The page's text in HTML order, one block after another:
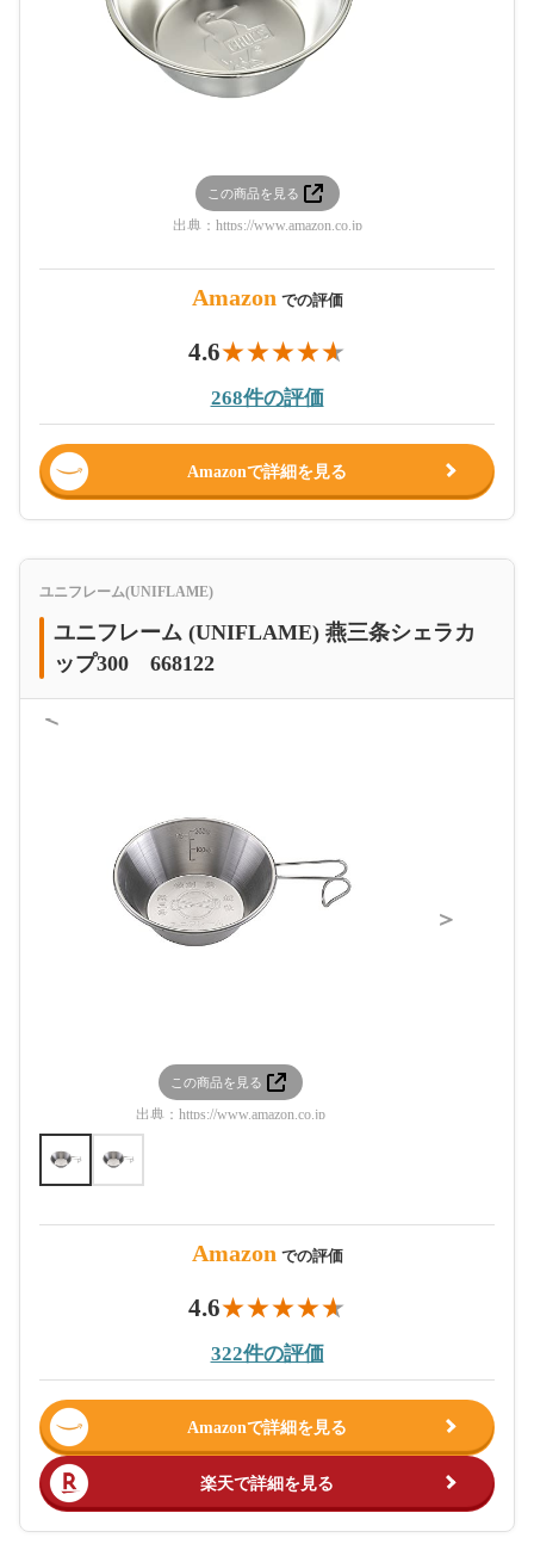
この商品を見る
出典： https://www.amazon.co.jp
Amazon での評価
4.6
268件の評価
Amazonで詳細を見る
ユニフレーム(UNIFLAME)
ユニフレーム (UNIFLAME) 燕三条シェラカ
ップ300 668122
＜
この商品を見る
出典： https://www.amazon.co.jp
＞
Amazon での評価
4.6
322件の評価
Amazonで詳細を見る
楽天で詳細を見る